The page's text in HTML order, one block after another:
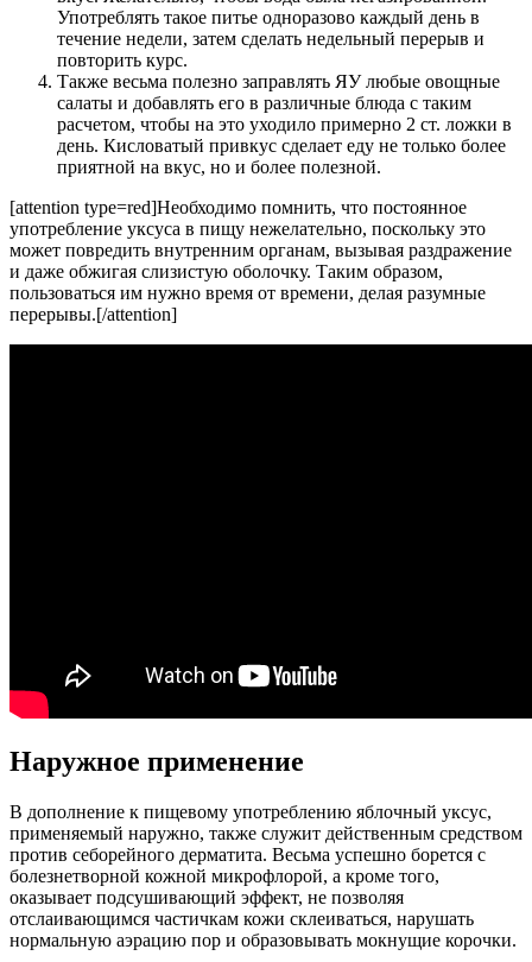
Употреблять такое питье одноразово каждый день в
течение недели, затем сделать недельный перерыв и
повторить курс.
Также весьма полезно заправлять ЯУ любые овощные
салаты и добавлять его в различные блюда с таким
расчетом, чтобы на это уходило примерно 2 ст. ложки в
день. Кисловатый привкус сделает еду не только более
приятной на вкус, но и более полезной.
[attention type=red]Необходимо помнить, что постоянное
употребление уксуса в пищу нежелательно, поскольку это
может повредить внутренним органам, вызывая раздражение
и даже обжигая слизистую оболочку. Таким образом,
пользоваться им нужно время от времени, делая разумные
перерывы.[/attention]
Наружное применение
В дополнение к пищевому употреблению яблочный уксус,
применяемый наружно, также служит действенным средством
против себорейного дерматита. Весьма успешно борется с
болезнетворной кожной микрофлорой, а кроме того,
оказывает подсушивающий эффект, не позволяя
отслаивающимся частичкам кожи склеиваться, нарушать
нормальную аэрацию пор и образовывать мокнущие корочки.